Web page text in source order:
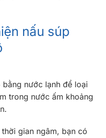
nấu súp
nước lạnh để loại
trong nước ấm khoảng
gian ngâm, bạn có